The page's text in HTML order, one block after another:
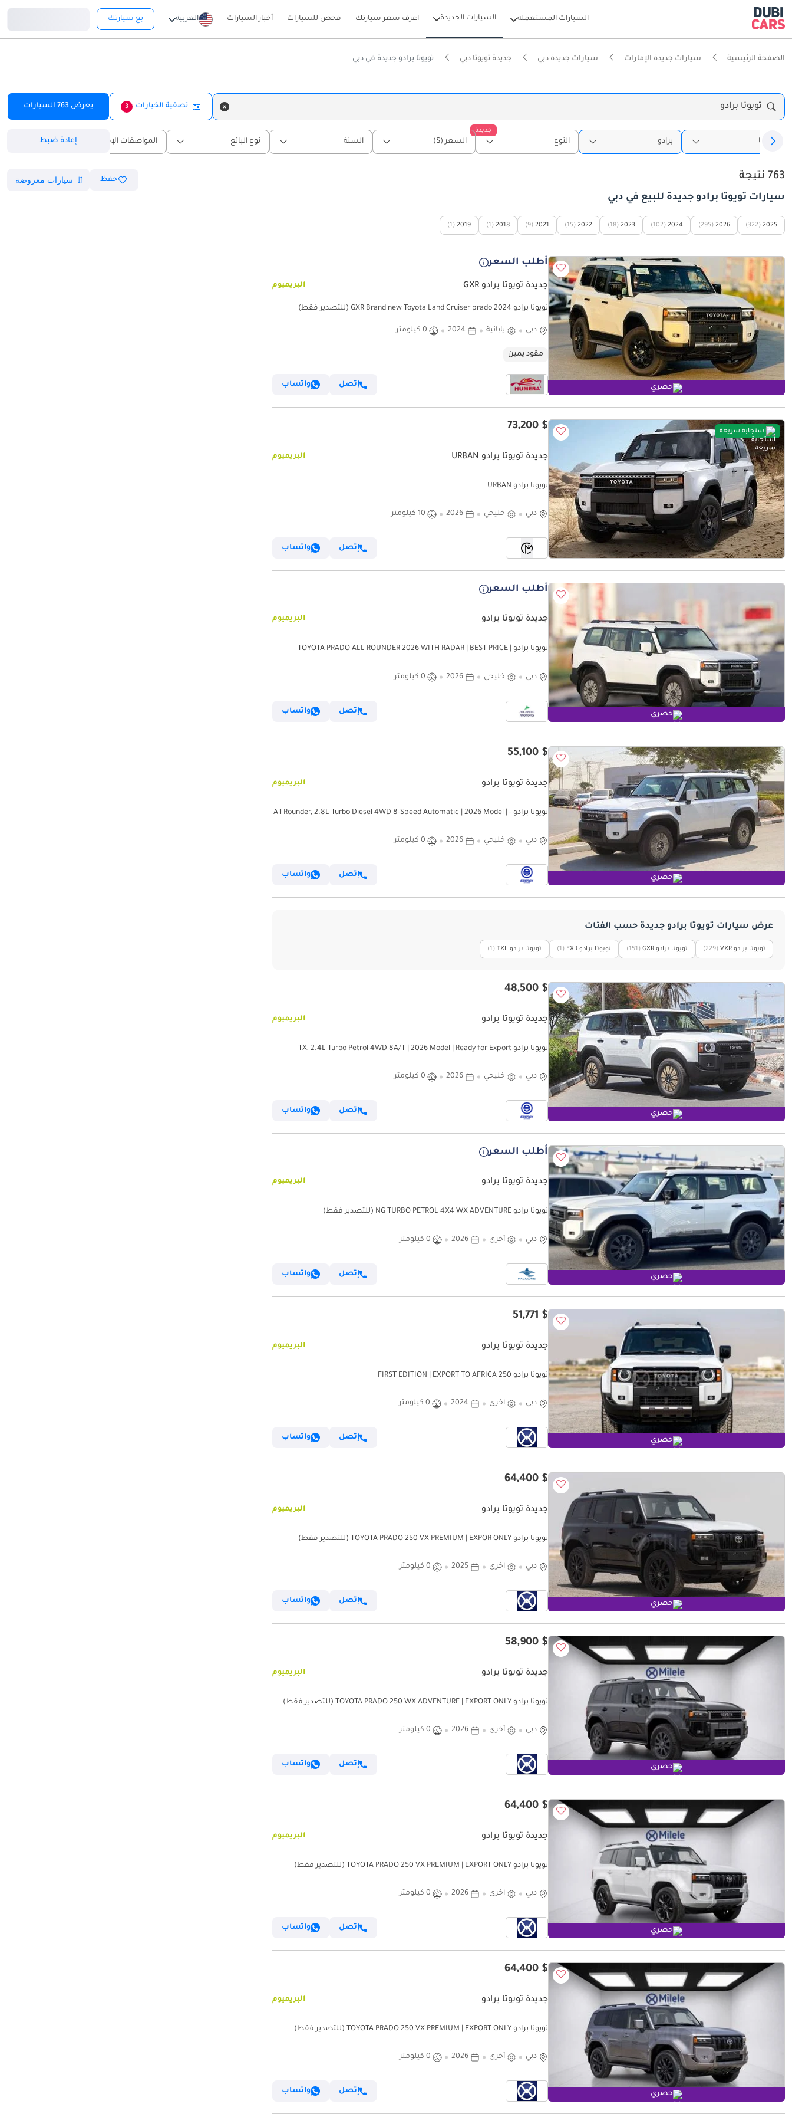
السيارات المستعملة السيارات الجديدة اعرف سعر سيارتك فحص للسيارات أخبار السيارات العربية بع سيارتك
الصفحة الرئيسية سيارات جديدة الإمارات سيارات جديدة دبي جديدة تويوتا دبي تويوتا برادو جديدة في دبي
تويوتا برادو تصفية الخيارات 3 يعرض 763 السيارات
تويوتا برادو
جديدة
النوع السعر ($) السنة نوع البائع المواصفات الإقليمية إعادة ضبط
763 نتيجة حفظ
سيارات تويوتا برادو جديدة للبيع في دبي
2025
(322)
2026
(295)
2024
(102)
2023
(18)
2022
(15)
2021
(9)
2018
(1)
2019
(1)
حصري
أطلب السعر
جديدة تويوتا برادو GXR البريميوم
تويوتا برادو GXR Brand new Toyota Land Cruiser prado 2024 (للتصدير فقط)
دبي يابانية 2024 0 كيلومتر
مقود يمين
إتصل واتساب
استجابة سريعة $ 73,200
جديدة تويوتا برادو URBAN البريميوم
تويوتا برادو URBAN
دبي خليجي 2026 10 كيلومتر
إتصل واتساب
حصري
أطلب السعر
جديدة تويوتا برادو البريميوم
تويوتا برادو TOYOTA PRADO ALL ROUNDER 2026 WITH RADAR | BEST PRICE |
دبي خليجي 2026 0 كيلومتر
إتصل واتساب
حصري
$ 55,100
جديدة تويوتا برادو البريميوم
تويوتا برادو - All Rounder, 2.8L Turbo Diesel 4WD 8-Speed Automatic | 2026 Model |
دبي خليجي 2026 0 كيلومتر
إتصل واتساب
عرض سيارات تويوتا برادو جديدة حسب الفئات
تويوتا برادو VXR ‏(229) تويوتا برادو GXR ‏(151) تويوتا برادو EXR ‏(1) تويوتا برادو TXL ‏(1)
حصري
$ 48,500
جديدة تويوتا برادو البريميوم
تويوتا برادو TX, 2.4L Turbo Petrol 4WD 8A/T | 2026 Model | Ready for Export
دبي خليجي 2026 0 كيلومتر
إتصل واتساب
حصري
أطلب السعر
جديدة تويوتا برادو البريميوم
تويوتا برادو NG TURBO PETROL 4X4 WX ADVENTURE (للتصدير فقط)
دبي أخرى 2026 0 كيلومتر
إتصل واتساب
حصري
$ 51,771
جديدة تويوتا برادو البريميوم
تويوتا برادو 250 FIRST EDITION | EXPORT TO AFRICA
دبي أخرى 2024 0 كيلومتر
إتصل واتساب
حصري
$ 64,400
جديدة تويوتا برادو البريميوم
تويوتا برادو TOYOTA PRADO 250 VX PREMIUM | EXPOR ONLY (للتصدير فقط)
دبي أخرى 2025 0 كيلومتر
إتصل واتساب
حصري
$ 58,900
جديدة تويوتا برادو البريميوم
تويوتا برادو TOYOTA PRADO 250 WX ADVENTURE | EXPORT ONLY (للتصدير فقط)
دبي أخرى 2026 0 كيلومتر
إتصل واتساب
حصري
$ 64,400
جديدة تويوتا برادو البريميوم
تويوتا برادو TOYOTA PRADO 250 VX PREMIUM | EXPORT ONLY (للتصدير فقط)
دبي أخرى 2026 0 كيلومتر
إتصل واتساب
حصري
$ 64,400
جديدة تويوتا برادو البريميوم
تويوتا برادو TOYOTA PRADO 250 VX PREMIUM | EXPORT ONLY (للتصدير فقط)
دبي أخرى 2026 0 كيلومتر
إتصل واتساب